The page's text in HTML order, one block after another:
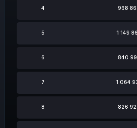
4 968
5 1 149
6 840
7 1 064
8 826